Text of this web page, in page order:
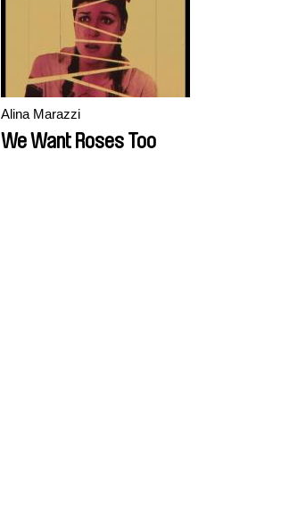
Alina Marazzi
We Want Roses Too